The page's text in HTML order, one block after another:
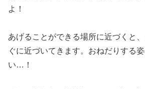
よ！
あげることができる場所に近づくと
ぐに近づいてきます。おねだりする
い…！